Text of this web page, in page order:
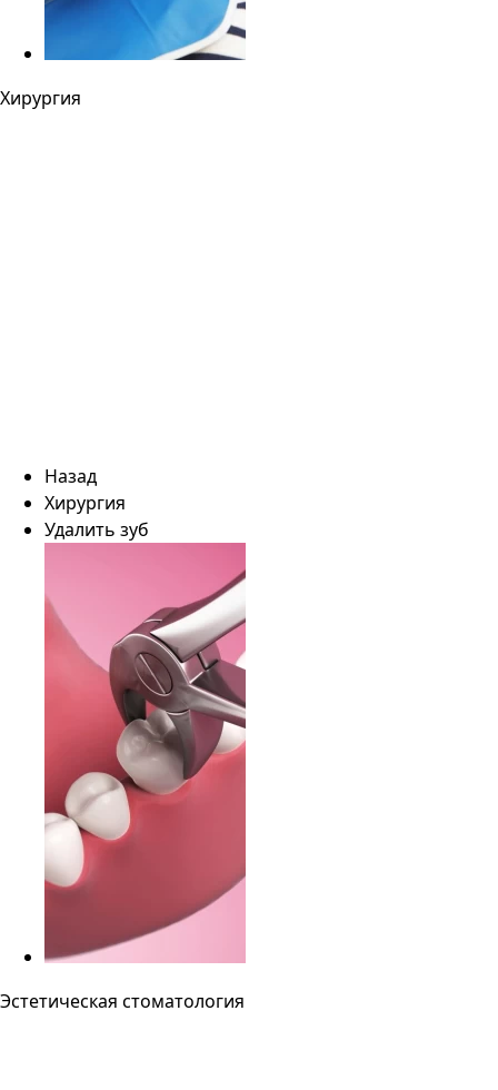
Хирургия
Назад
Хирургия
Удалить зуб
Эстетическая стоматология